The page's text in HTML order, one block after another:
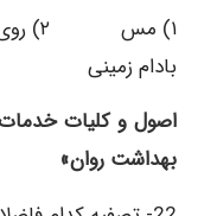
بادام زمینی
اصول و کلیات
بهداشت روان»